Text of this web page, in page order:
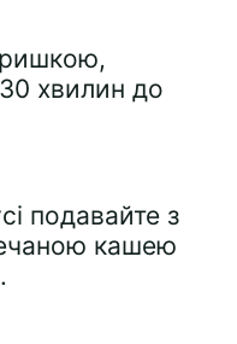
хвилин до
подавайте з
кашею